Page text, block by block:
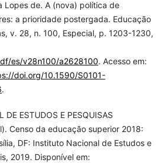
Lopes de. A (nova) política de
a prioridade postergada. Educação
v. 28, n. 100, Especial, p. 1203-1230,
es/v28n100/a2628100. Acesso em:
doi.org/10.1590/S0101-
.
ESTUDOS E PESQUISAS
Censo da educação superior 2018:
DF: Instituto Nacional de Estudos e
2019. Disponível em: